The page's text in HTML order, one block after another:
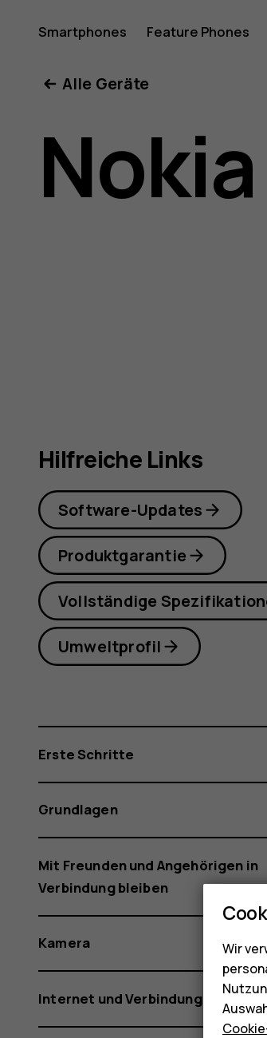
Nokia
5.3
Smartphones Feature Phones
Alle Geräte
Hilfreiche Links
Software-Updates
Produktgarantie
Vollständige
Umweltprofil
Erste Schritte
Grundlagen
Mit Freunden und Angehörigen in
Verbindung bleiben
Kamera
Internet und Verbindungen
Wir